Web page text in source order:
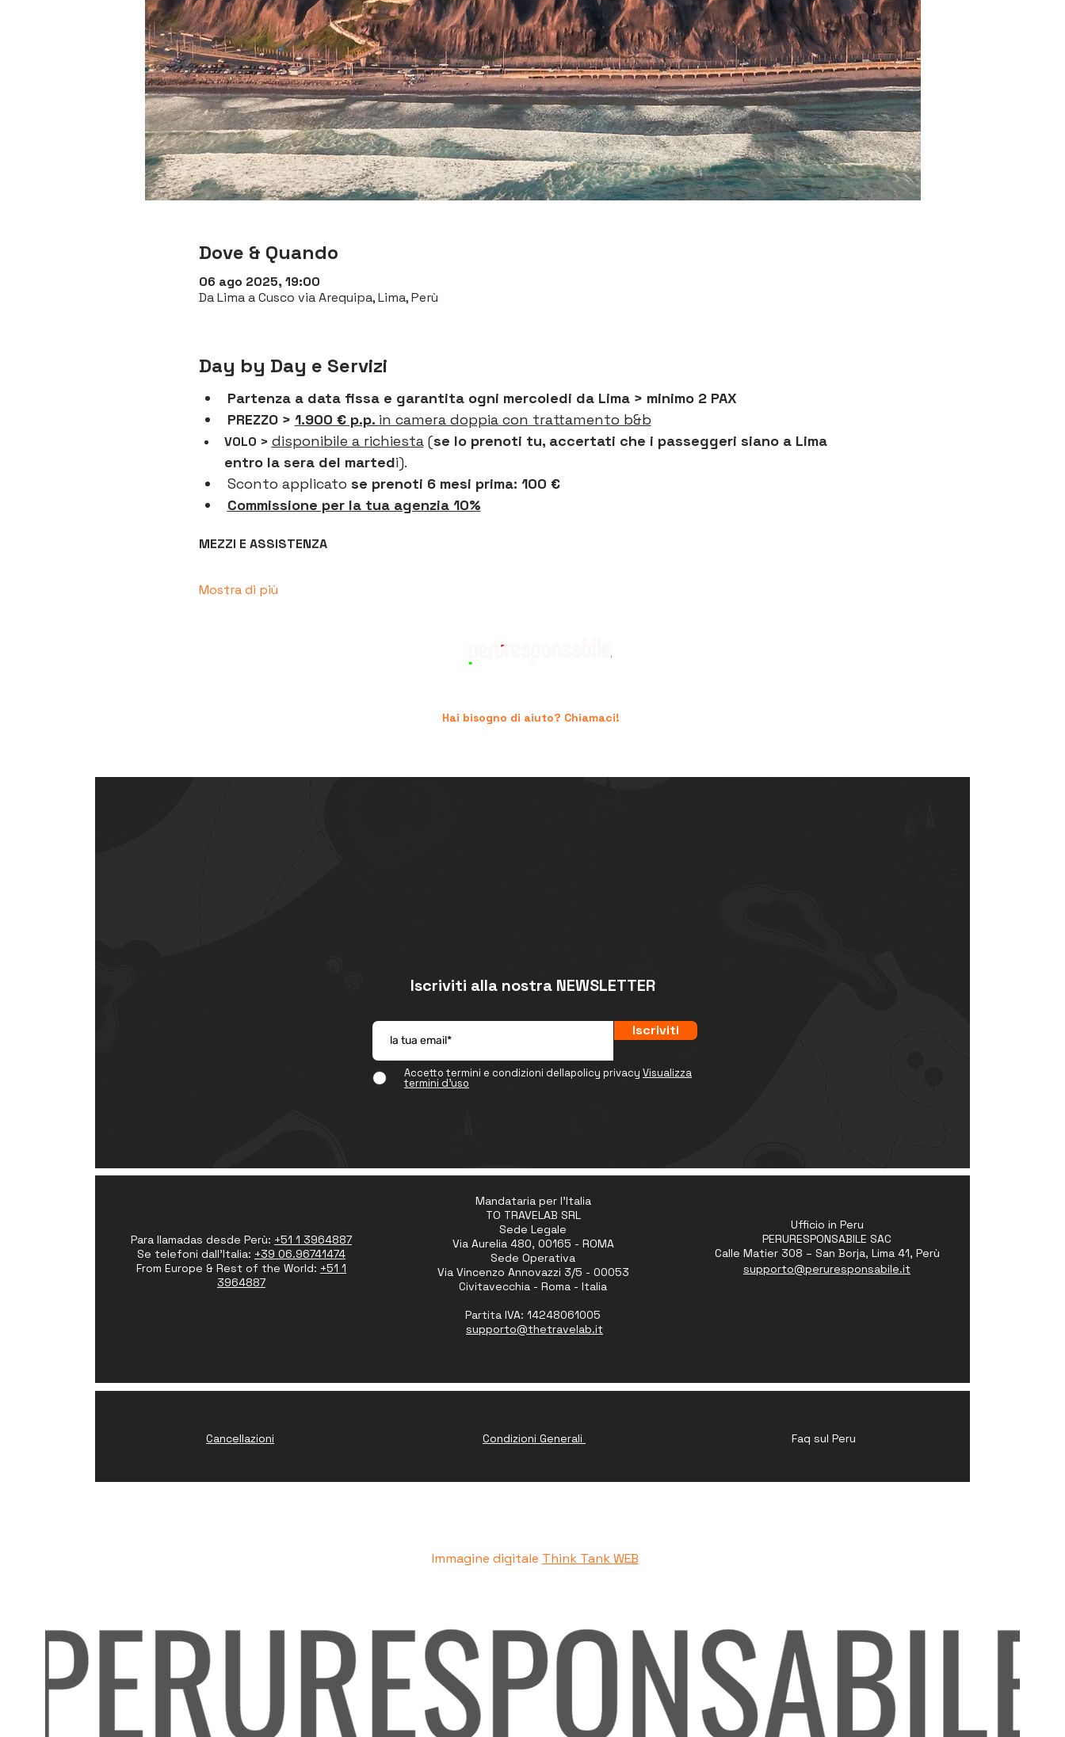
Dove & Quando
06 ago 2025, 19:00
Da Lima a Cusco via Arequipa, Lima, Perù
Day by Day e Servizi
Partenza a data fissa e garantita ogni mercoledi da Lima > minimo 2 PAX
PREZZO > 1.900 € p.p. in camera doppia con trattamento b&b
VOLO > disponibile a richiesta (se lo prenoti tu, accertati che i passeggeri siano a Lima
entro la sera del martedi).
Sconto applicato se prenoti 6 mesi prima: 100 €
Commissione per la tua agenzia 10%
MEZZI E ASSISTENZA
Mostra di più
Hai bisogno di aiuto? Chiamaci!
Iscriviti alla nostra NEWSLETTER
Iscriviti
Accetto termini e condizioni dellapolicy privacy Visualizza
termini d'uso
Para llamadas desde Perù: +51 1 3964887
Se telefoni dall'Italia: +39 06.96741474
From Europe & Rest of the World: +51 1
3964887
Mandataria per l'Italia
TO TRAVELAB SRL
Sede Legale
Via Aurelia 480, 00165 - ROMA
Sede Operativa
Via Vincenzo Annovazzi 3/5 - 00053
Civitavecchia - Roma - Italia
Partita IVA: 14248061005
supporto@thetravelab.it
Ufficio in Peru
PERURESPONSABILE SAC
Calle Matier 308 – San Borja, Lima 41, Perù
supporto@peruresponsabile.it
Cancellazioni Condizioni Generali Faq sul Peru
Immagine digitale Think Tank WEB